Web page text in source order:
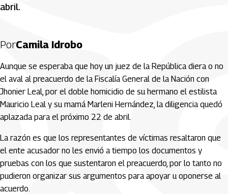
abril.
PorCamila Idrobo
Aunque se esperaba que hoy un juez de la República diera o no
el aval al preacuerdo de la Fiscalía General de la Nación con
Jhonier Leal, por el doble homicidio de su hermano el estilista
Mauricio Leal y su mamá Marleni Hernández, la diligencia quedó
aplazada para el próximo 22 de abril.
La razón es que los representantes de víctimas resaltaron que
el ente acusador no les envió a tiempo los documentos y
pruebas con los que sustentaron el preacuerdo, por lo tanto no
pudieron organizar sus argumentos para apoyar u oponerse al
acuerdo.